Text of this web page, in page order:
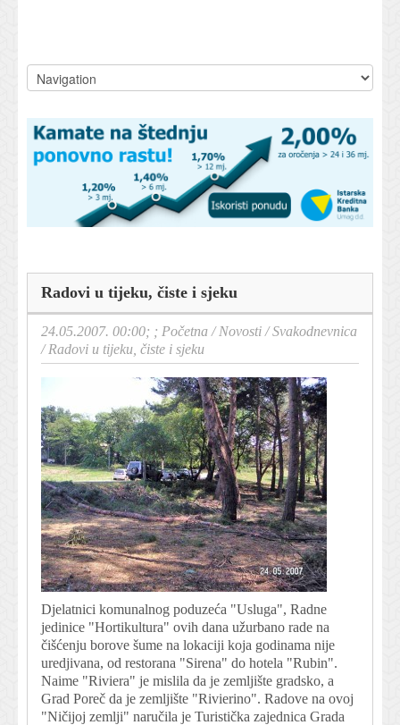
Radovi u tijeku, čiste i sjeku
24.05.2007. 00:00; ; Početna /Novosti /Svakodnevnica
/Radovi u tijeku, čiste i sjeku
Djelatnici komunalnog poduzeća "Usluga", Radne
jedinice "Hortikultura" ovih dana užurbano rade na
čišćenju borove šume na lokaciji koja godinama nije
uredjivana, od restorana "Sirena" do hotela "Rubin".
Naime "Riviera" je mislila da je zemljište gradsko, a
Grad Poreč da je zemljište "Rivierino". Radove na ovoj
"Ničijoj zemlji" naručila je Turistička zajednica Grada